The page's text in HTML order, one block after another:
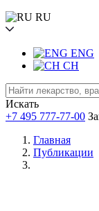
RU
ENG
CH
Искать
+7 495 777-77-00
Главная
Публикации